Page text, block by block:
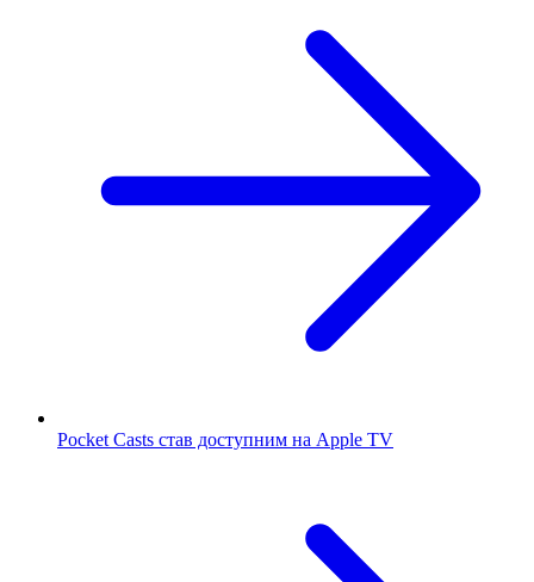
Pocket Casts став доступним на Apple TV